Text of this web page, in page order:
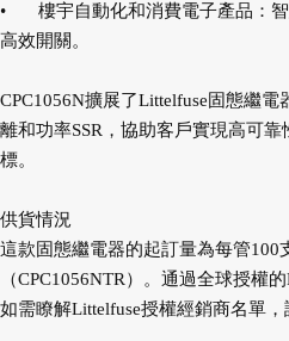
•
樓宇自動化和消費電子產品：
高效開關。
CPC1056N擴展了Littelfuse固態繼
離和功率SSR，協助客戶實現高可
標。
供貨情況
這款固態繼電器的起訂量為每管100
（CPC1056NTR）。通過全球授權
如需瞭解Littelfuse授權經銷商名單，